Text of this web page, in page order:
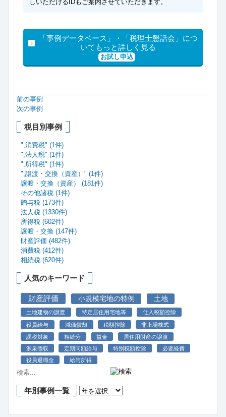
しいただけるIDもご案内させていただきます。
「事例データベース」・「税理士懇話会」につ
いてもっと詳しく見る
お試し申込
前の事例
次の事例
税目別事例
",消費税" (1件)
",法人税" (1件)
",所得税" (1件)
",譲渡・交換（資産）" (1件)
譲渡・交換（資産） (181件)
その他諸税 (1件)
贈与税 (173件)
法人税 (1330件)
所得税 (602件)
譲渡・交換 (147件)
財産評価 (482件)
消費税 (412件)
相続税 (620件)
人気のキーワード
財産評価 小規模宅地の特例 土地
土地建物の譲渡 特定居住用宅地等 仕入税額控除
役員給与 減価償却 税額控除
非上場株式
課税対象
相続分 益金
居住用財産の譲渡
源泉徴収
定期同額給与 特別税額控除
必要経費
役員退職金
給与所得
年別事例一覧